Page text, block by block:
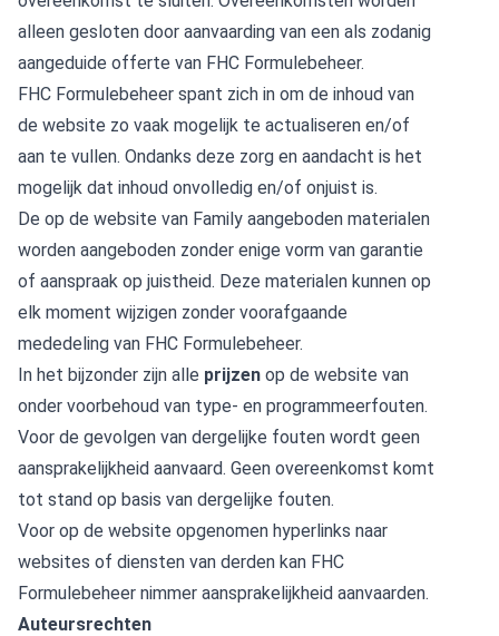
alleen gesloten door aanvaarding van een als zodanig
aangeduide offerte van FHC Formulebeheer.
FHC Formulebeheer spant zich in om de inhoud van
de website zo vaak mogelijk te actualiseren en/of
aan te vullen. Ondanks deze zorg en aandacht is het
mogelijk dat inhoud onvolledig en/of onjuist is.
De op de website van Family aangeboden materialen
worden aangeboden zonder enige vorm van garantie
of aanspraak op juistheid. Deze materialen kunnen op
elk moment wijzigen zonder voorafgaande
mededeling van FHC Formulebeheer.
In het bijzonder zijn alle prijzen op de website van
onder voorbehoud van type- en programmeerfouten.
Voor de gevolgen van dergelijke fouten wordt geen
aansprakelijkheid aanvaard. Geen overeenkomst komt
tot stand op basis van dergelijke fouten.
Voor op de website opgenomen hyperlinks naar
websites of diensten van derden kan FHC
Formulebeheer nimmer aansprakelijkheid aanvaarden.
Auteursrechten